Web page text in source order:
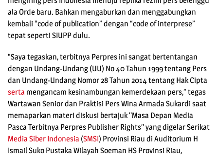
ala Orde baru. Bahkan mengaburkan dan menggabungkan
kembali “code of publication” dengan “code of interprese”
tepat seperti SIUPP dulu.
“Saya tegaskan, terbitnya Perpres ini sangat bertentangan
dengan Undang-Undang (UU) No 40 Tahun 1999 tentang Pers
dan Undang-Undang Nomor 28 Tahun 2014 tentang Hak Cipta
serta mengancam kesinambungan kemerdekaan pers,” tegas
Wartawan Senior dan Praktisi Pers Wina Armada Sukardi saat
memaparkan materi diskusi bertajuk ‘’Masa Depan Media
Pasca Terbitnya Perpres Publisher Rights’’ yang digelar Serikat
Media Siber Indonesia (SMSI) Provinsi Riau di Auditorium H
Ismail Suko Pustaka Wilayah Soeman HS Provinsi Riau,